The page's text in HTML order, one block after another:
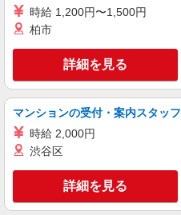
時給 1,200円〜1,500円
柏市
詳細を見る
マンションの受付・案内スタッフ
時給 2,000円
渋谷区
詳細を見る